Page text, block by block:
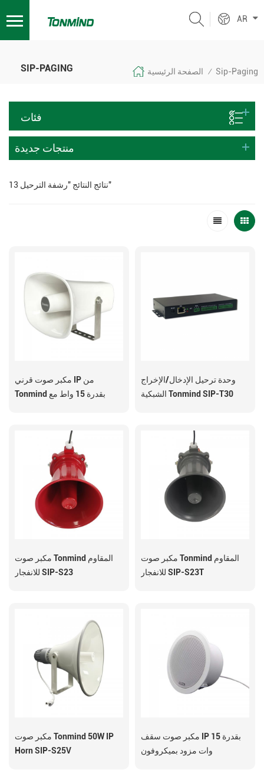
AR
SIP-PAGING الصفحة الرئيسية / Sip-Paging
فئات
منتجات جديدة
13 نتائج النتائج "رشفة الترحيل"
مكبر صوت قرني IP من
Tonmind بقدرة 15 واط مع
وحدة ترحيل الإدخال/الإخراج
الشبكية Tonmind SIP-T30
مكبر صوت Tonmind المقاوم
للانفجار SIP-S23
مكبر صوت Tonmind المقاوم
للانفجار SIP-S23T
مكبر صوت Tonmind 50W IP
Horn SIP-S25V
مكبر صوت سقف IP بقدرة 15
وات مزود بميكروفون